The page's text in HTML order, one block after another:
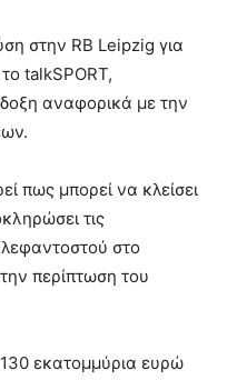
στην RB Leipzig για
talkSPORT,
αναφορικά με την
πως μπορεί να κλείσει
τις
στο
περίπτωση του
εκατομμύρια ευρώ